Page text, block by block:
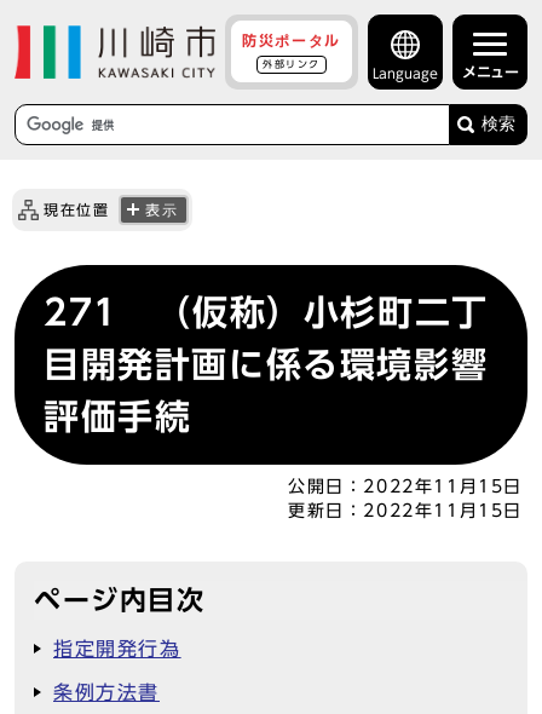
防災ポータル
外部リンク
Language メニュー
検索
現在位置 表示
271 （仮称）小杉町二丁
目開発計画に係る環境影響
評価手続
公開日： 2022年11月15日
更新日： 2022年11月15日
ページ内目次
指定開発行為
条例方法書